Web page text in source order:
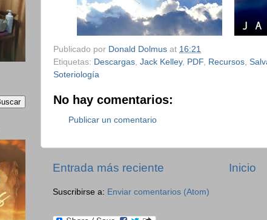
Publicado por Donald Dolmus at 16:21
Etiquetas: Descargas Jack Kelley, PDF Recursos
Soteriología
No hay comentarios:
Publicar un comentario
Entrada más reciente Inicio
Suscribirse a: Enviar comentarios (Atom)